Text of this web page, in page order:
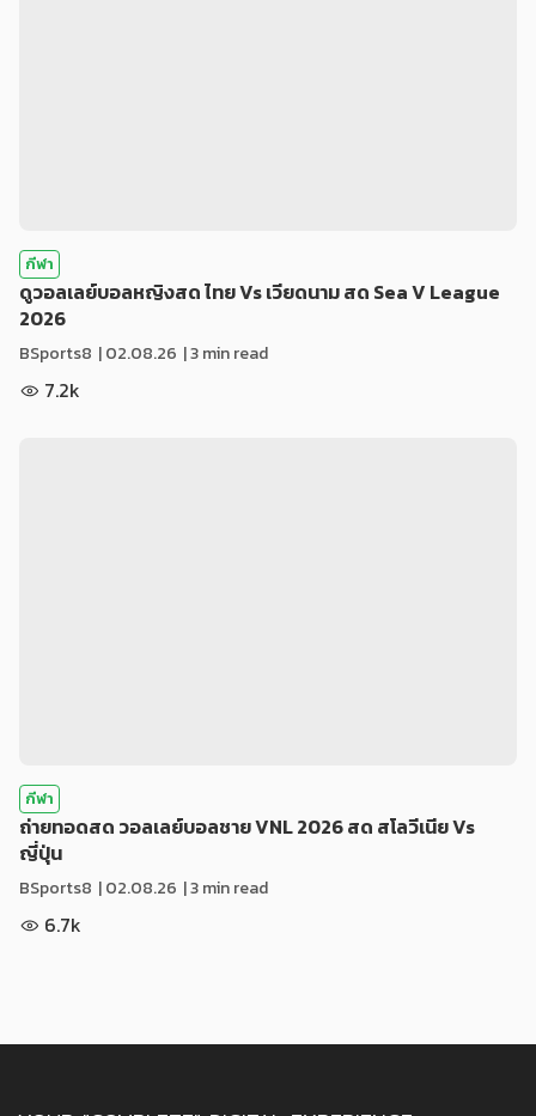
กีฬา
ดูวอลเลย์บอลหญิงสด ไทย Vs เวียดนาม สด Sea V League
2026
BSports8 |02.08.26 | 3 min read
7.2k
กีฬา
ถ่ายทอดสด วอลเลย์บอลชาย VNL 2026 สด สโลวีเนีย Vs
ญี่ปุ่น
BSports8 |02.08.26 | 3 min read
6.7k